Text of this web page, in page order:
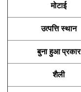
मोटाई
उत्पत्ति स्थान
बुना हुआ प्रकार
शैली